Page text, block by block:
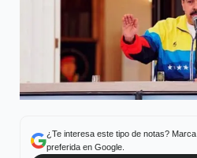
¿Te interesa este tipo de notas? Marca
preferida en Google.